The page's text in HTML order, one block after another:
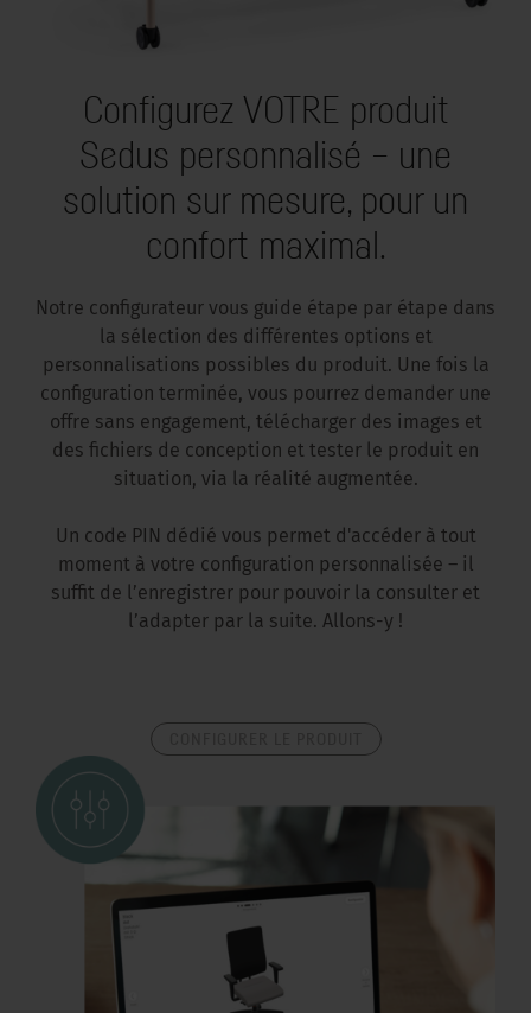
Configurez VOTRE produit
Sedus personnalisé – une
solution sur mesure, pour un
confort maximal.
Notre configurateur vous guide étape par étape dans
la sélection des différentes options et
personnalisations possibles du produit. Une fois la
configuration terminée, vous pourrez demander une
offre sans engagement, télécharger des images et
des fichiers de conception et tester le produit en
situation, via la réalité augmentée.
Un code PIN dédié vous permet d'accéder à tout
moment à votre configuration personnalisée – il
suffit de l’enregistrer pour pouvoir la consulter et
l’adapter par la suite. Allons-y !